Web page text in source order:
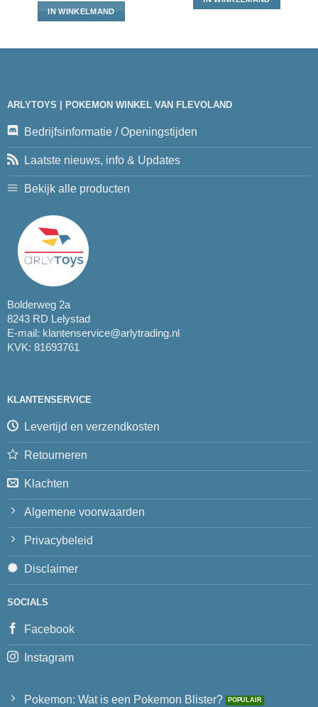
IN WINKELMAND
ARLYTOYS | POKEMON WINKEL VAN FLEVOLAND
Bedrijfsinformatie / Openingstijden
Laatste nieuws, info & Updates
Bekijk alle producten
Bolderweg 2a
8243 RD Lelystad
E-mail: klantenservice@arlytrading.nl
KVK: 81693761
KLANTENSERVICE
Levertijd en verzendkosten
Retourneren
Klachten
Algemene voorwaarden
Privacybeleid
Disclaimer
SOCIALS
Facebook
Instagram
Pokemon: Wat is een Pokemon Blister?